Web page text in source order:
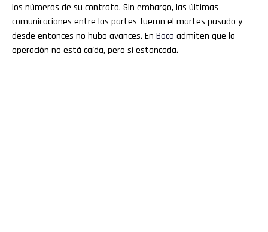
los números de su contrato. Sin embargo, las últimas
comunicaciones entre las partes fueron el martes pasado y
desde entonces no hubo avances. En Boca admiten que la
operación no está caída, pero sí estancada.